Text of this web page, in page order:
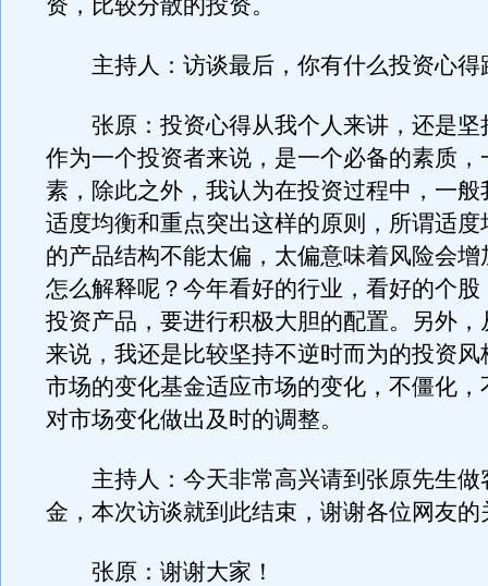
资，比较分散的投资。
主持人：访谈最后，你有什么投资心得
张原：投资心得从我个人来讲，还是坚
作为一个投资者来说，是一个必备的素质，
素，除此之外，我认为在投资过程中，一般
适度均衡和重点突出这样的原则，所谓适度
的产品结构不能太偏，太偏意味着风险会增
怎么解释呢？今年看好的行业，看好的个股
投资产品，要进行积极大胆的配置。另外，
来说，我还是比较坚持不逆时而为的投资风
市场的变化基金适应市场的变化，不僵化，
对市场变化做出及时的调整。
主持人：今天非常高兴请到张原先生做
金，本次访谈就到此结束，谢谢各位网友的
张原：谢谢大家！